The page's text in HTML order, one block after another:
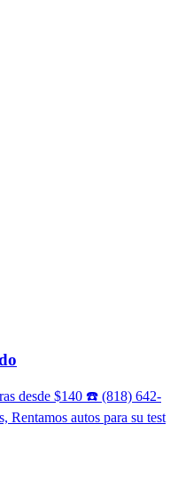
desde $140 ☎️ (818) 642-
Rentamos autos para su test